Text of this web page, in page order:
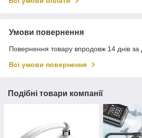
Умови повернення
Повернення товару впродовж 14 днів за
Всі умови повернення
Подібні товари компанії